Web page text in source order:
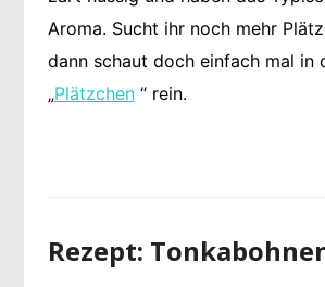
Aroma. Sucht ihr noch mehr
dann schaut doch einfach mal in
„Plätzchen“ rein.
Rezept: